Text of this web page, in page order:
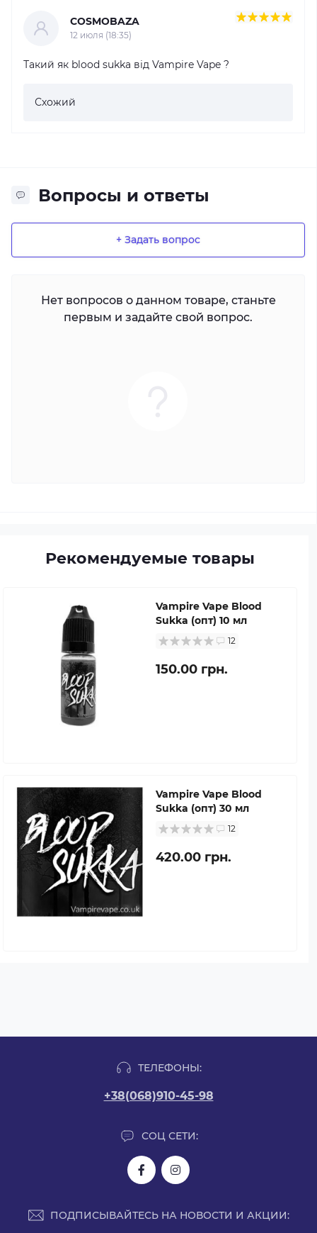
COSMOBAZA
12 июля (18:35)
Такий як blood sukka від Vampire Vape ?
Схожий
Вопросы и ответы
+ Задать вопрос
Нет вопросов о данном товаре, станьте
первым и задайте свой вопрос.
Рекомендуемые товары
Vampire Vape Blood
Sukka (опт) 10 мл
12
150.00 грн.
Vampire Vape Blood
Sukka (опт) 30 мл
12
420.00 грн.
ТЕЛЕФОНЫ:
+38(068)910-45-98
СОЦ СЕТИ:
ПОДПИСЫВАЙТЕСЬ НА НОВОСТИ И АКЦИИ: